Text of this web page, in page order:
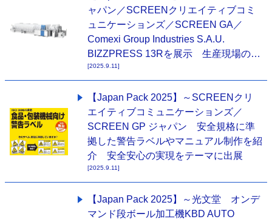
ャパン／SCREENクリエイティブコミ
ュニケーションズ／SCREEN GA／
Comexi Group Industries S.A.U.
BIZZPRESS 13Rを展示 生産現場の…
[2025.9.11]
【Japan Pack 2025】～SCREENクリ
エイティブコミュニケーションズ／
SCREEN GP ジャパン 安全規格に準
拠した警告ラベルやマニュアル制作を紹
介 安全安心の実現をテーマに出展
[2025.9.11]
【Japan Pack 2025】～光文堂 オンデ
マンド段ボール加工機KBD AUTO